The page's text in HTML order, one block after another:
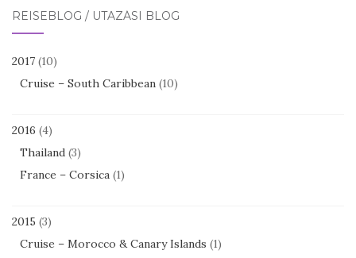
REISEBLOG / UTAZÁSI BLOG
2017 (10)
Cruise – South Caribbean (10)
2016 (4)
Thailand (3)
France – Corsica (1)
2015 (3)
Cruise – Morocco & Canary Islands (1)